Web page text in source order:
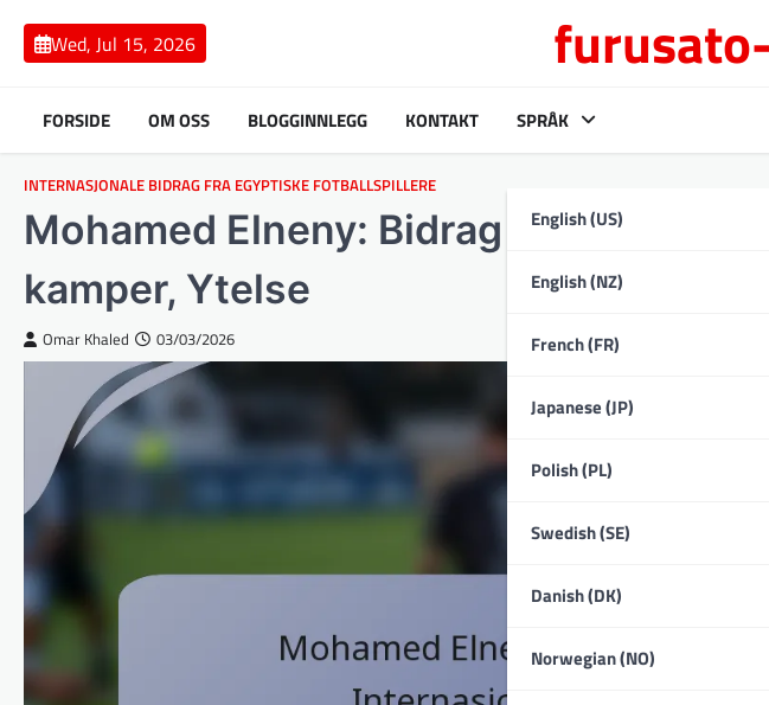
content
Wed, Jul 15, 2026
FORSIDE OM OSS BLOGGINNLEGG KONTAKT SPRÅK
English (US)
English (NZ)
French (FR)
Japanese (JP)
Polish (PL)
Swedish (SE)
Danish (DK)
Norwegian (NO)
INTERNASJONALE BIDRAG FRA EGYPTISKE FOTBALLSPILLERE
Mohamed Elneny: Bidrag til
kamper, Ytelse
Omar Khaled 03/03/2026